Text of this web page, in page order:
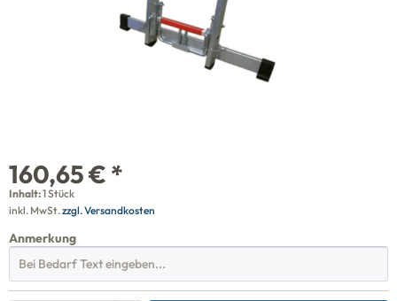
160,65 € *
Inhalt:1 Stück
inkl. MwSt.zzgl. Versandkosten
Anmerkung